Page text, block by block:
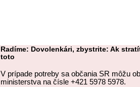
Radíme: Dovolenkári, zbystrite: Ak
toto
V prípade potreby sa občania SR môžu
ministerstva na čísle +421 5978 5978.